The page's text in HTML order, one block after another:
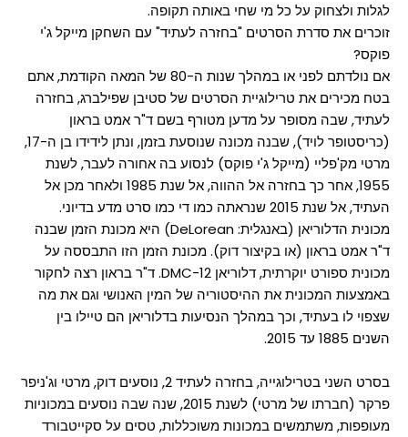
לגלות ולצחוק על כל מי שחי באותה תקופה.
זוכרים את סדרת הסרטים "בחזרה לעתיד" עם השחקן מייקל ג'י
פוקס?
אם נולדתם לפני או במהלך שנות ה-80 של המאה הקודמת, אתם
בטח מכירים את טרילוגיית הסרטים של סטיבן שפילברג, בחזרה
לעתיד, שבה מסופר על מדען מטורף בשם ד"ר אמט בראון
(כריסטופר לויד), שבנה מכונה שנוסעת בזמן, ונתן לידידו בן ה-17,
מרטי מק'פליי (מייקל ג'י פוקס) לנסוע בה אחורה לעבר, לשנת
1955, אחר כך בחזרה אל ההווה, אל שנת 1985 ולאחר מכן אל
העתיד, אל שנת 2015 שנראתה כמו די כמו סרט מדע בדיוני.
מכונית הדלוריאן (באנגלית: DeLorean) היא מכונת הזמן שבנה
ד"ר אמט בראון (או בקיצור דוק). מכונת הזמן הזו התבססה על
מכונית ספורט יוקרתית, דלוריאן DMC-12. ד"ר בראון רצה לחקור
באמצעות המכונית את ההיסטוריה של המין האנושי וגם את מה
שצפוי לו בעתיד, וכך במהלך הנסיעות בדלוריאן הם טיילו בין
השנים 1885 עד 2015.
בסרט השני בטרילוגייה, בחזרה לעתיד 2, נוסעים דוק, מרטי וג'ניפר
פרקר (חברתו של מרטי) לשנת 2015, שנה שבה נוסעים במכוניות
מעופפות, משתמשים במכונות משוכללות, טסים על סקייטבורד